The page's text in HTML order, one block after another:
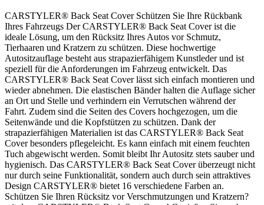
CARSTYLER® Back Seat Cover Schützen Sie Ihre Rückbank
Ihres Fahrzeugs Der CARSTYLER® Back Seat Cover ist die
ideale Lösung, um den Rücksitz Ihres Autos vor Schmutz,
Tierhaaren und Kratzern zu schützen. Diese hochwertige
Autositzauflage besteht aus strapazierfähigem Kunstleder und ist
speziell für die Anforderungen im Fahrzeug entwickelt. Das
CARSTYLER® Back Seat Cover lässt sich einfach montieren und
wieder abnehmen. Die elastischen Bänder halten die Auflage sicher
an Ort und Stelle und verhindern ein Verrutschen während der
Fahrt. Zudem sind die Seiten des Covers hochgezogen, um die
Seitenwände und die Kopfstützen zu schützen. Dank der
strapazierfähigen Materialien ist das CARSTYLER® Back Seat
Cover besonders pflegeleicht. Es kann einfach mit einem feuchten
Tuch abgewischt werden. Somit bleibt Ihr Autositz stets sauber und
hygienisch. Das CARSTYLER® Back Seat Cover überzeugt nicht
nur durch seine Funktionalität, sondern auch durch sein attraktives
Design CARSTYLER® bietet 16 verschiedene Farben an.
Schützen Sie Ihren Rücksitz vor Verschmutzungen und Kratzern?